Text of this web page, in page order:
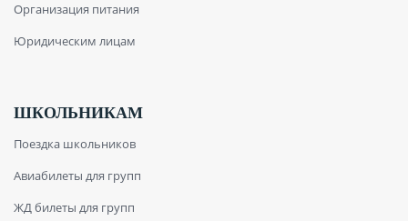
Организация питания
Юридическим лицам
ШКОЛЬНИКАМ
Поездка школьников
Авиабилеты для групп
ЖД билеты для групп